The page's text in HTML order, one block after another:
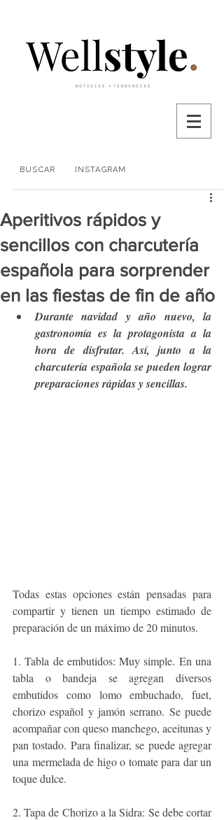
BUSCAR INSTAGRAM
Aperitivos rápidos y
sencillos con charcutería
española para sorprender
en las fiestas de fin de año
Durante navidad y año nuevo, la
gastronomía es la protagonista a la
hora de disfrutar. Así, junto a la
charcutería española se pueden lograr
preparaciones rápidas y sencillas.
Todas estas opciones están pensadas para
compartir y tienen un tiempo estimado de
preparación de un máximo de 20 minutos.
1. Tabla de embutidos: Muy simple. En una
tabla o bandeja se agregan diversos
embutidos como lomo embuchado, fuet,
chorizo español y jamón serrano. Se puede
acompañar con queso manchego, aceitunas y
pan tostado. Para finalizar, se puede agregar
una mermelada de higo o tomate para dar un
toque dulce.
2. Tapa de Chorizo a la Sidra: Se debe cortar